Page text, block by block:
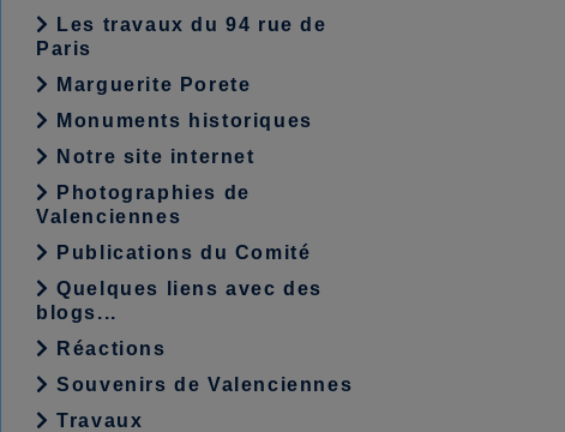
Les travaux du 94 rue de
Paris
Marguerite Porete
Monuments historiques
Notre site internet
Photographies de
Valenciennes
Publications du Comité
Quelques liens avec des
blogs...
Réactions
Souvenirs de Valenciennes
Travaux